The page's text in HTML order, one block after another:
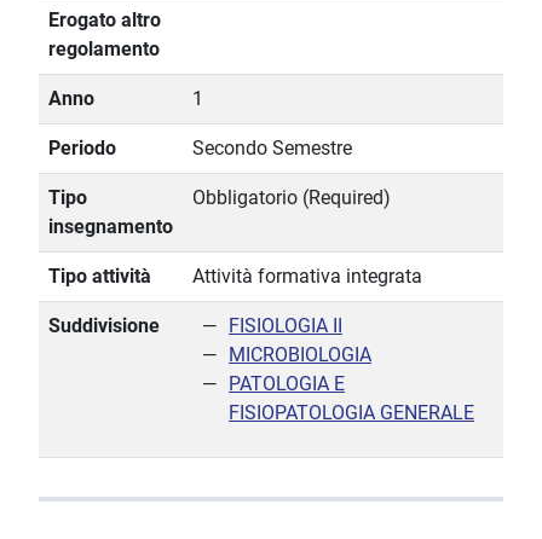
Erogato altro
regolamento
Anno 1
Periodo Secondo Semestre
Tipo
insegnamento
Obbligatorio (Required)
Tipo attività Attività formativa integrata
Suddivisione
FISIOLOGIA II
MICROBIOLOGIA
PATOLOGIA E
FISIOPATOLOGIA GENERALE